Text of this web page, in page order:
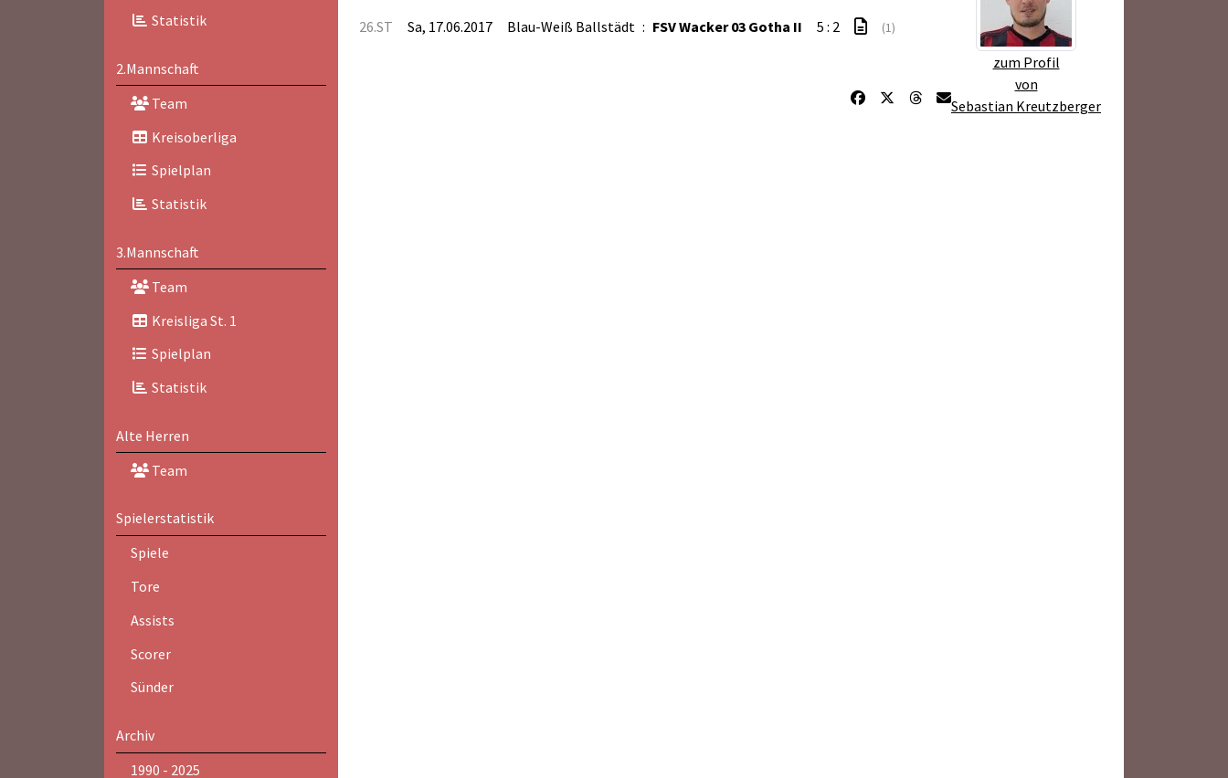
Statistik
2.Mannschaft
Team
Kreisoberliga
Spielplan
Statistik
3.Mannschaft
Team
Kreisliga St. 1
Spielplan
Statistik
Alte Herren
Team
Spielerstatistik
Spiele
Tore
Assists
Scorer
Sünder
Archiv
1990 - 2025
zum Profil
von
Sebastian Kreutzberger
26.ST Sa, 17.06.2017 Blau-Weiß Ballstädt : FSV Wacker 03 Gotha II 5 : 2 (1)